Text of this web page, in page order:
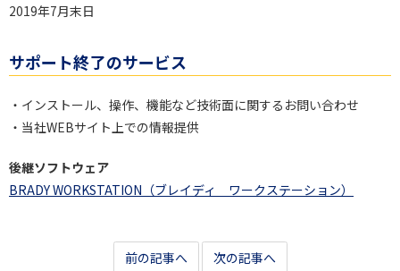
2019年7月末日
サポート終了のサービス
・インストール、操作、機能など技術面に関するお問い合わせ
・当社WEBサイト上での情報提供
後継ソフトウェア
BRADY WORKSTATION（ブレイディ ワークステーション）
前の記事へ 次の記事へ